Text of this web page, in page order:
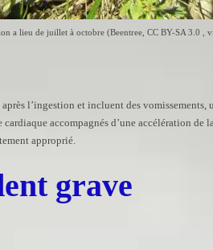
a lieu de juillet à octobre (Beentree, CC BY-SA 3.0 ,
l’ingestion et incluent des
accompagnés d’une accélération
approprié.
grave